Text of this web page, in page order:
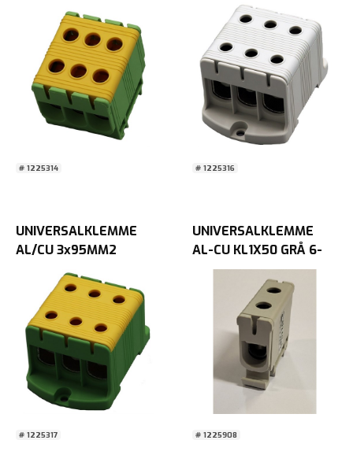
# 1225314 # 1225316
UNIVERSALKLEMME
AL/CU 3x95MM2
TRIPPEL Gul/Grønn
# 1225317
UNIVERSALKLEMME
AL-CU KL1X50 GRÅ 6-
# 1225908